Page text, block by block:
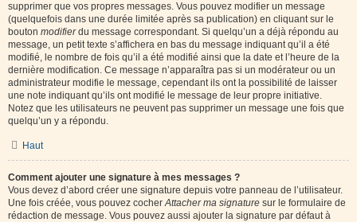
supprimer que vos propres messages. Vous pouvez modifier un message
(quelquefois dans une durée limitée après sa publication) en cliquant sur le
bouton modifierdu message correspondant. Si quelqu’un a déjà répondu au
message, un petit texte s’affichera en bas du message indiquant qu’il a été
modifié, le nombre de fois qu’il a été modifié ainsi que la date et l’heure de la
dernière modification. Ce message n’apparaîtra pas si un modérateur ou un
administrateur modifie le message, cependant ils ont la possibilité de laisser
une note indiquant qu’ils ont modifié le message de leur propre initiative.
Notez que les utilisateurs ne peuvent pas supprimer un message une fois que
quelqu’un y a répondu.
Haut
Comment ajouter une signature à mes messages ?
Vous devez d’abord créer une signature depuis votre panneau de l’utilisateur.
Une fois créée, vous pouvez cocherAttacher ma signature sur le formulaire de
rédaction de message. Vous pouvez aussi ajouter la signature par défaut à